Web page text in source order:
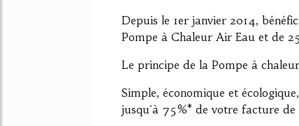
Depuis le 1er janvier 2014,
Pompe à Chaleur Air Eau et de
Le principe de la Pompe à
Simple, économique et
jusqu'à 75%* de votre facture de